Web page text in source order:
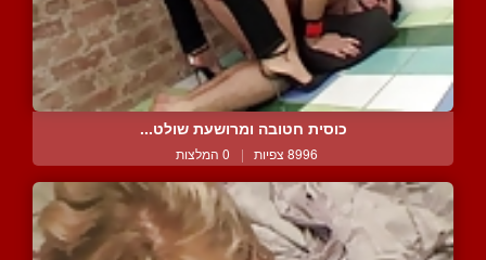
כוסית חטובה ומרושעת שולט...
8996 צפיות | 0 המלצות